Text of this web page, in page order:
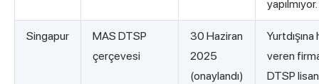
yapılmıyor.
Singapur
MAS DTSP
çerçevesi
30 Haziran
2025
(onaylandı)
veren
DTSP